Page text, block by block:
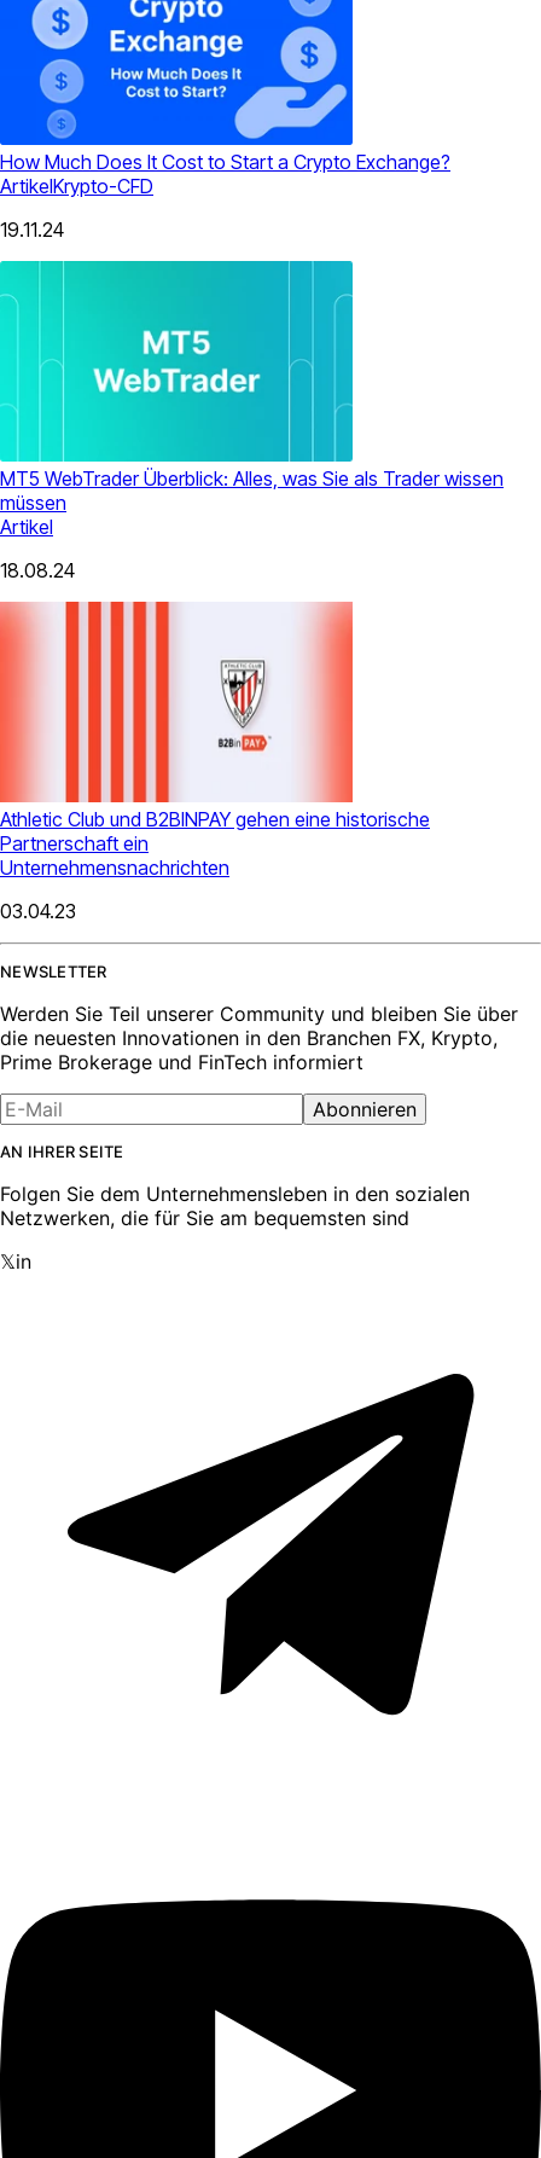
How Much Does It Cost to Start a Crypto Exchange?
ArtikelKrypto-CFD
19.11.24
MT5 WebTrader Überblick: Alles, was Sie als Trader wissen
müssen
Artikel
18.08.24
Athletic Club und B2BINPAY gehen eine historische
Partnerschaft ein
Unternehmensnachrichten
03.04.23
NEWSLETTER
Werden Sie Teil unserer Community und bleiben Sie über
die neuesten Innovationen in den Branchen FX, Krypto,
Prime Brokerage und FinTech informiert
Abonnieren
AN IHRER SEITE
Folgen Sie dem Unternehmensleben in den sozialen
Netzwerken, die für Sie am bequemsten sind
𝕏in